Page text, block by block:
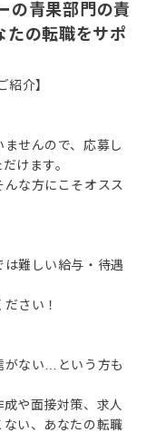
の青果部門の責
たの転職をサポ
紹介】
せんので、応募し
けます。
な方にこそオスス
難しい給与・待遇
さい！
がない…という方も
や面接対策、求人
い、あなたの転職